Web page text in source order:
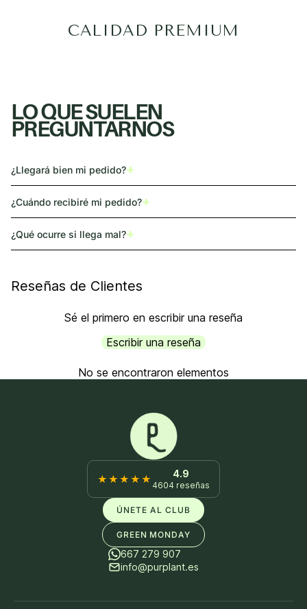
CALIDAD PREMIUM
LO QUE SUELEN
PREGUNTARNOS
¿Llegará bien mi pedido?+
¿Cuándo recibiré mi pedido?+
¿Qué ocurre si llega mal?+
Reseñas de Clientes
Sé el primero en escribir una reseña
Escribir una reseña
No se encontraron elementos
★★★★★ 4.9
4604 reseñas
ÚNETE AL CLUB
GREEN MONDAY
667 279 907
info@purplant.es